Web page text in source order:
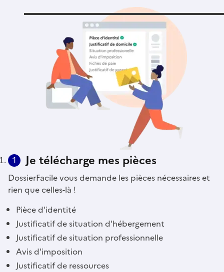
1 Je télécharge mes pièces
DossierFacile vous demande les pièces nécessaires et
rien que celles-là !
Pièce d'identité
Justificatif de situation d'hébergement
Justificatif de situation professionnelle
Avis d'imposition
Justificatif de ressources